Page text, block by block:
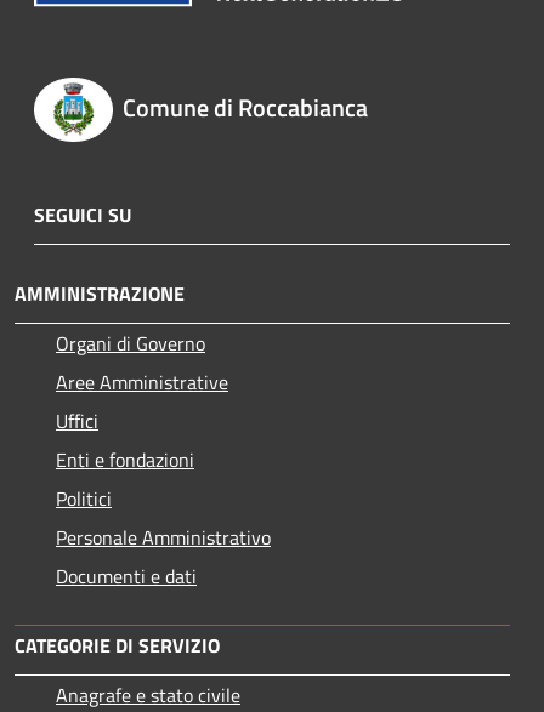
Comune di Roccabianca
SEGUICI SU
AMMINISTRAZIONE
Organi di Governo
Aree Amministrative
Uffici
Enti e fondazioni
Politici
Personale Amministrativo
Documenti e dati
CATEGORIE DI SERVIZIO
Anagrafe e stato civile